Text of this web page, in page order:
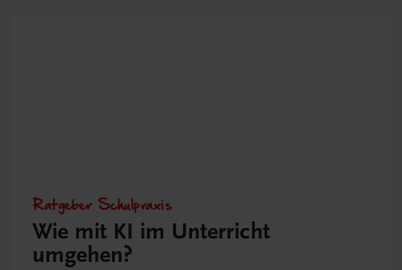
Ratgeber Schulpraxis
Wie mit KI im Unterricht
umgehen?